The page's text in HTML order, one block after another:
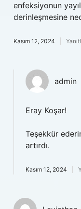
enfeksiyonun
derinleşmesine
Kasım 12, 2024
admin
Eray Koşar!
Teşekkür
artırdı.
Kasım 12, 2024